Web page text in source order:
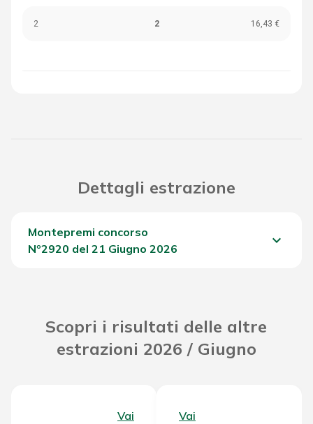
2 2 16,43 €
Dettagli estrazione
Montepremi concorso
Nº2920 del 21 Giugno 2026
keyboard_arrow_down
Scopri i risultati delle altre
estrazioni 2026 / Giugno
Vai
Vai